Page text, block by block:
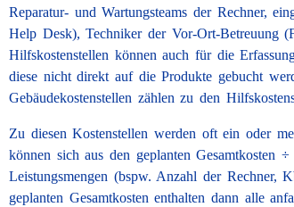
Reparatur- und Wartungsteams der Rechner,
Help Desk), Techniker der Vor-Ort-Betreuung
Hilfskostenstellen können auch für die
diese nicht direkt auf die Produkte gebucht
Gebäudekostenstellen zählen zu den
Zu diesen Kostenstellen werden oft ein oder
können sich aus den geplanten Gesamtkosten
Leistungsmengen (bspw. Anzahl der Rechner,
geplanten Gesamtkosten enthalten dann alle